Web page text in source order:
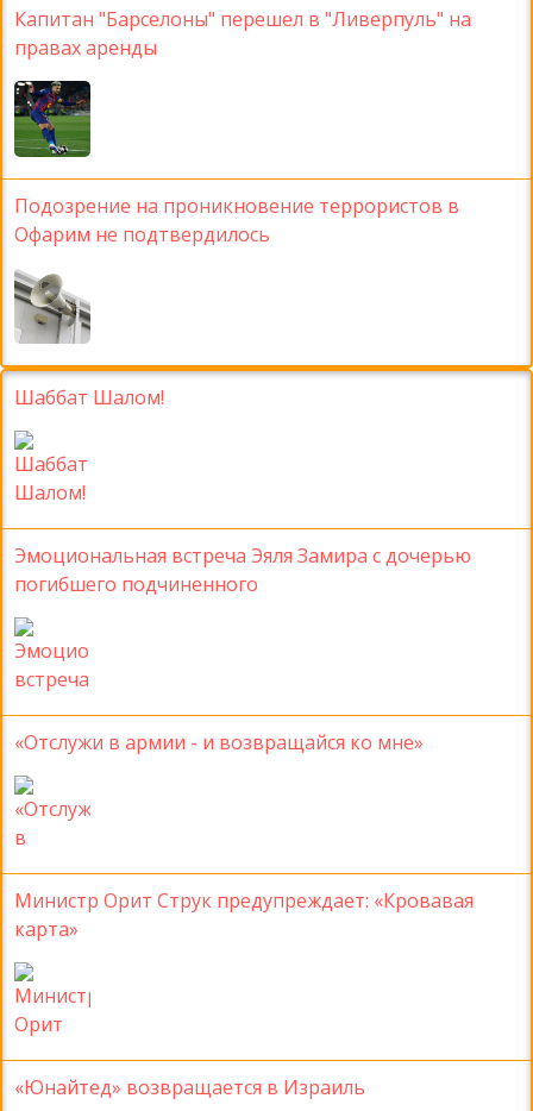
Капитан "Барселоны" перешел в "Ливерпуль" на
правах аренды
Подозрение на проникновение террористов в
Офарим не подтвердилось
Шаббат Шалом!
Эмоциональная встреча Эяля Замира с дочерью
погибшего подчиненного
«Отслужи в армии - и возвращайся ко мне»
Министр Орит Струк предупреждает: «Кровавая
карта»
«Юнайтед» возвращается в Израиль